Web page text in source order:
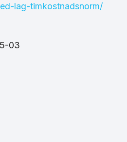
lag-timkostnadsnorm/
03